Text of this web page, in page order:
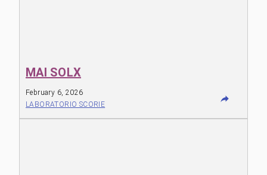
MAI SOLX
February 6, 2026
LABORATORIO SCORIE